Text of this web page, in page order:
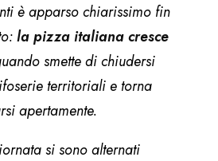
è apparso chiarissimo fin
lapizza italiana cresce
smette di chiudersi
territoriali e torna
apertamente.
si sono alternati